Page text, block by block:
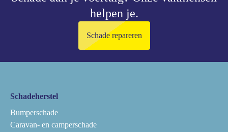
helpen je.
Schade repareren
Schadeherstel
Bumperschade
Caravan- en camperschade